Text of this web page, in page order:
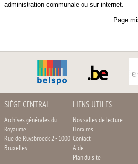
administration communale ou sur internet.
Page
SIÈGE CENTRAL
Archives générales du
Royaume
Rue de Ruysbroeck 2 - 1000
Bruxelles
LIENS UTILES
Nos salles de lecture
Horaires
Contact
Aide
Plan du site